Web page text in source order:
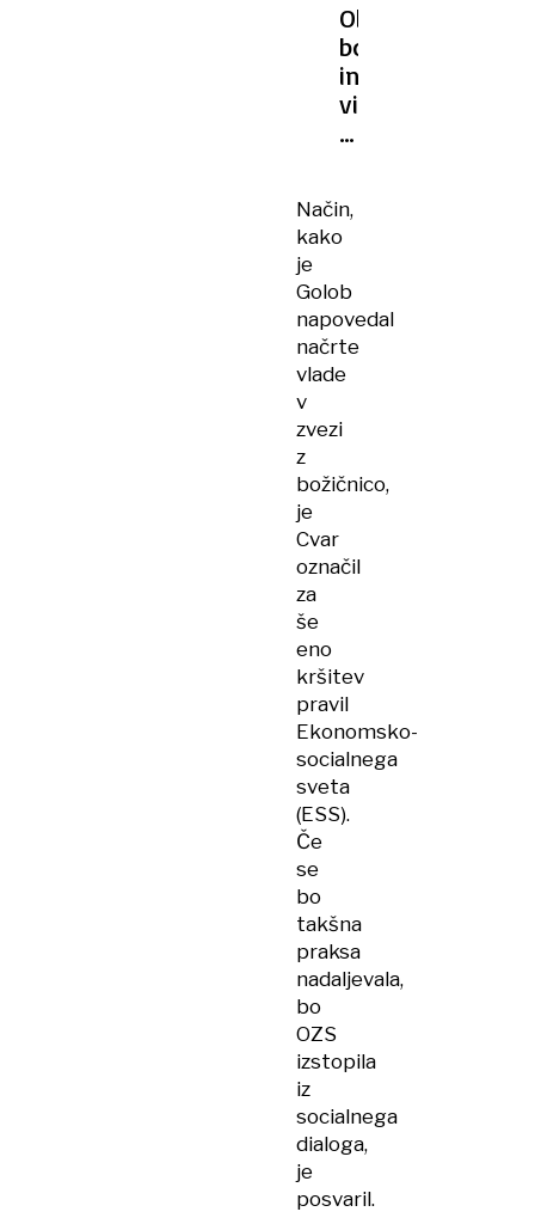
Obvezna
božičnica
in
višji
prag
Način,
kako
je
Golob
napovedal
načrte
vlade
v
zvezi
z
božičnico,
je
Cvar
označil
za
še
eno
kršitev
pravil
Ekonomsko-
socialnega
sveta
(ESS).
Če
se
bo
takšna
praksa
nadaljevala,
bo
OZS
izstopila
iz
socialnega
dialoga,
je
posvaril.